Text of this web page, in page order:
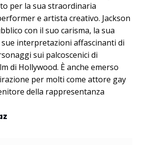
per la sua straordinaria
e artista creativo. Jackson
con il suo carisma, la sua
interpretazioni affascinanti di
sui palcoscenici di
di Hollywood. È anche emerso
per molti come attore gay
della rappresentanza